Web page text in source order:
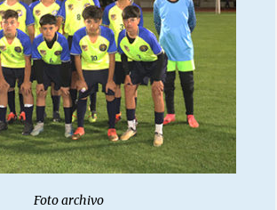
Escuela hospitalaria El Carmen de Maipu.
25/06/2026
¿Qué habrían dicho?
23/06/2026
VOLVER A SER ALTERNATIVA
Foto archivo